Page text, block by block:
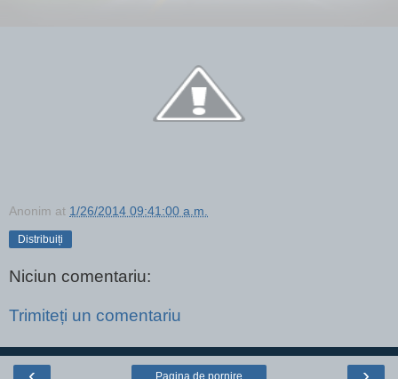
Anonim at 1/26/2014 09:41:00 a.m.
Distribuiți
Niciun comentariu:
Trimiteți un comentariu